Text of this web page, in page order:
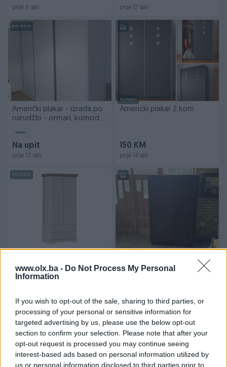
www.olx.ba - Do Not Process My Personal
Information
If you wish to opt-out of the sale, sharing to third parties, or
processing of your personal or sensitive information for
targeted advertising by us, please use the below opt-out
section to confirm your selection. Please note that after your
opt-out request is processed you may continue seeing
interest-based ads based on personal information utilized by
us or personal information disclosed to third parties prior to
prije 9 sati prije 12 sati
PIK SHOP
Američki plakar - izrada po
narudžbi - ormari, komode,
Novo
Na upit
prije 13 sati
Dostupno
Americki plakar 2 kom
150 KM
prije 14 sati
PIK SHOP
kašmir/artisan
Novo
prije 14 sati prije 15 sati